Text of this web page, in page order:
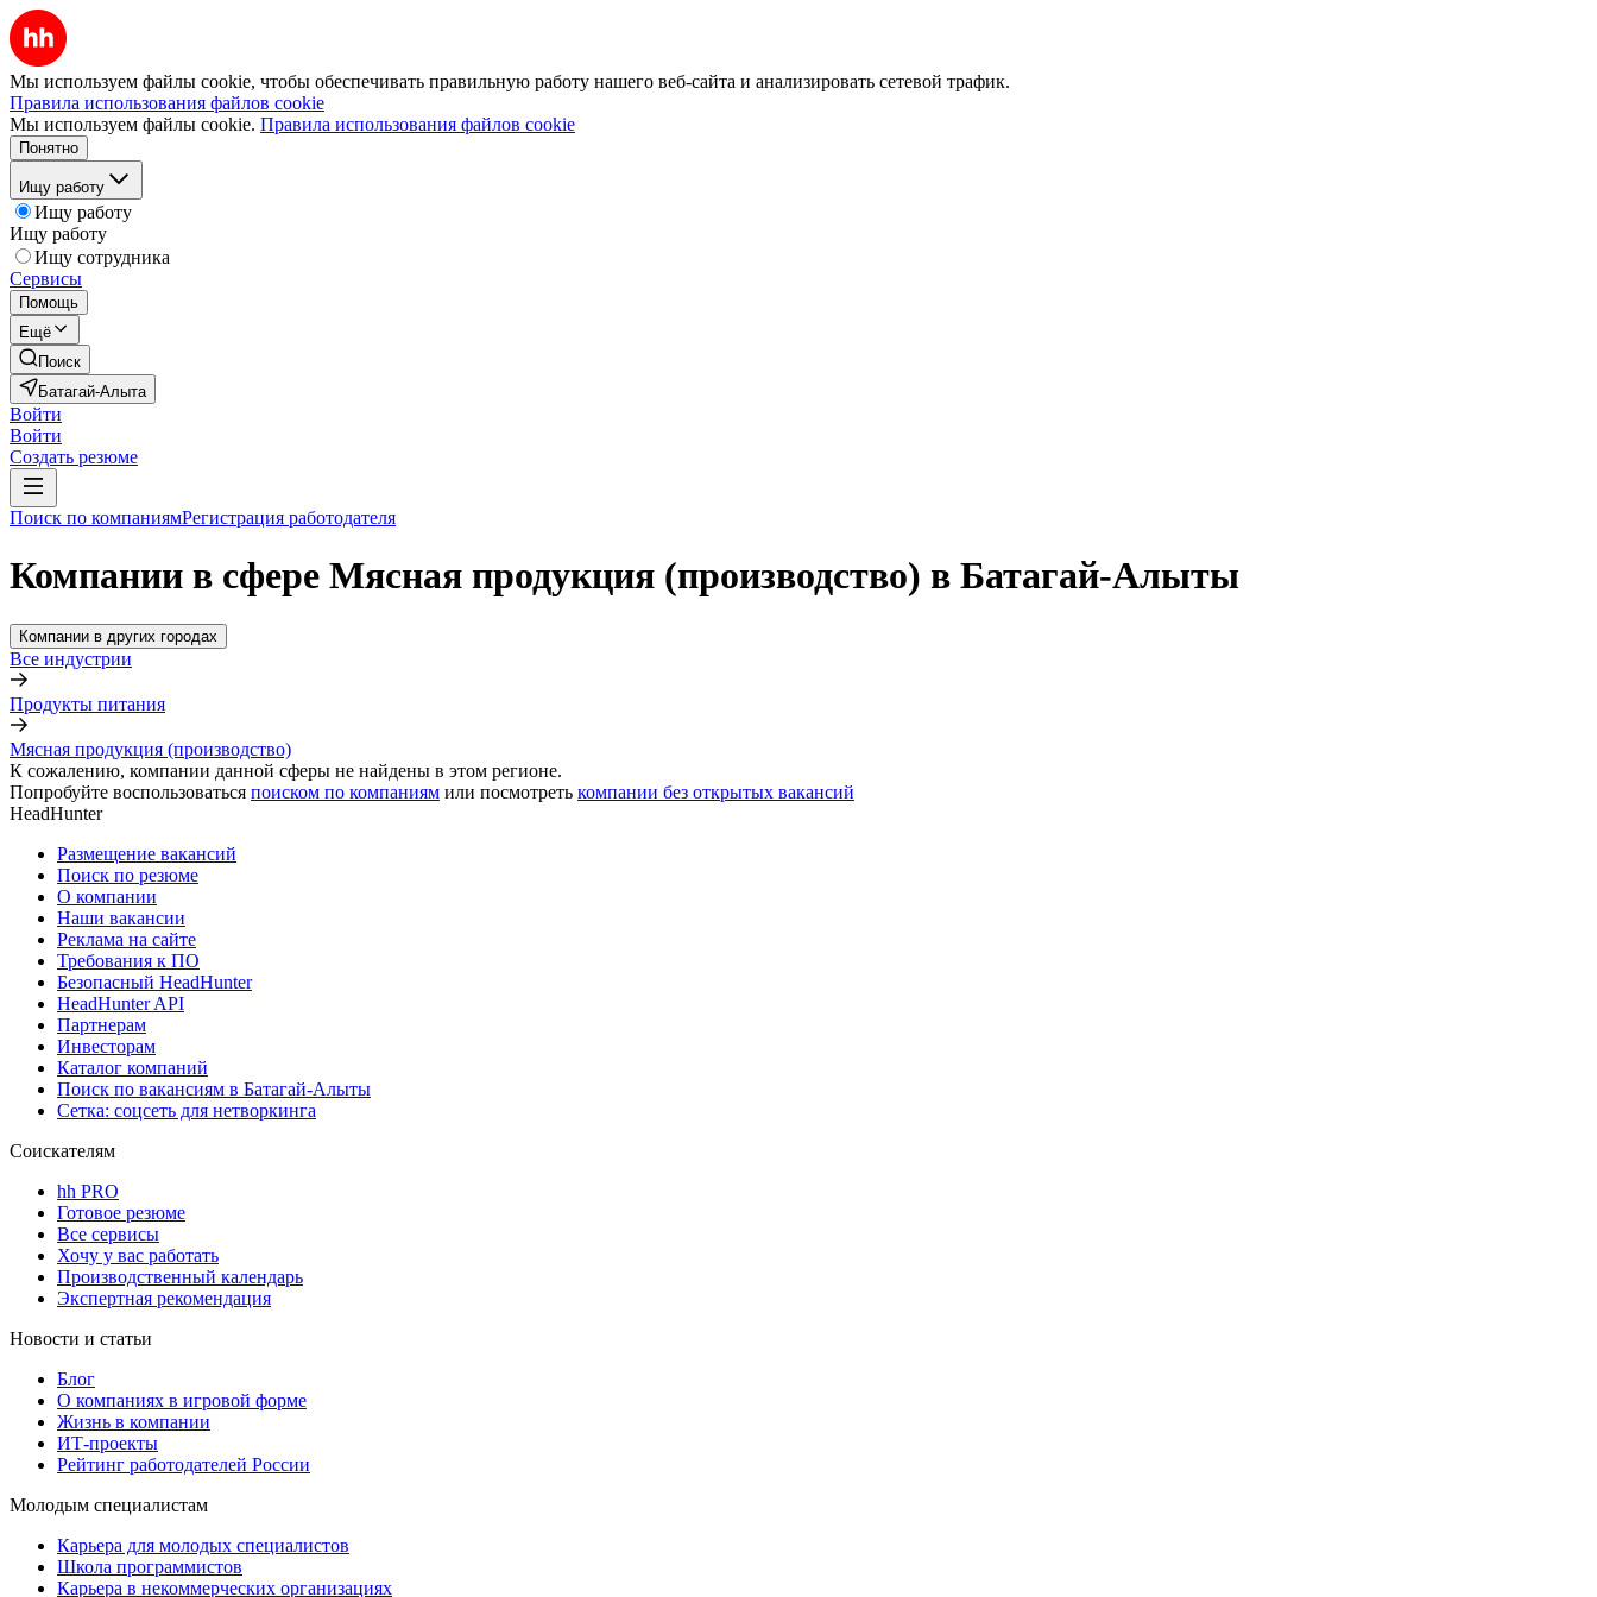
Мы используем файлы cookie, чтобы обеспечивать правильную работу нашего веб-сайта и анализировать сетевой трафик.
Правила использования файлов cookie
Мы используем файлы cookie. Правила использования файлов cookie
Понятно
Ищу работу
Ищу работу
Ищу работу
Ищу сотрудника
Сервисы
Помощь
Ещё
Поиск
Батагай-Алыта
Войти
Войти
Создать резюме
Поиск по компаниямРегистрация работодателя
Компании в сфере Мясная продукция (производство) в Батагай-Алыты
Компании в других городах
Все индустрии
Продукты питания
Мясная продукция (производство)
К сожалению, компании данной сферы не найдены в этом регионе.
Попробуйте воспользоваться поиском по компаниям или посмотреть компании без открытых вакансий
HeadHunter
Размещение вакансий
Поиск по резюме
О компании
Наши вакансии
Реклама на сайте
Требования к ПО
Безопасный HeadHunter
HeadHunter API
Партнерам
Инвесторам
Каталог компаний
Поиск по вакансиям в Батагай-Алыты
Сетка: соцсеть для нетворкинга
Соискателям
hh PRO
Готовое резюме
Все сервисы
Хочу у вас работать
Производственный календарь
Экспертная рекомендация
Новости и статьи
Блог
О компаниях в игровой форме
Жизнь в компании
ИТ-проекты
Рейтинг работодателей России
Молодым специалистам
Карьера для молодых специалистов
Школа программистов
Карьера в некоммерческих организациях